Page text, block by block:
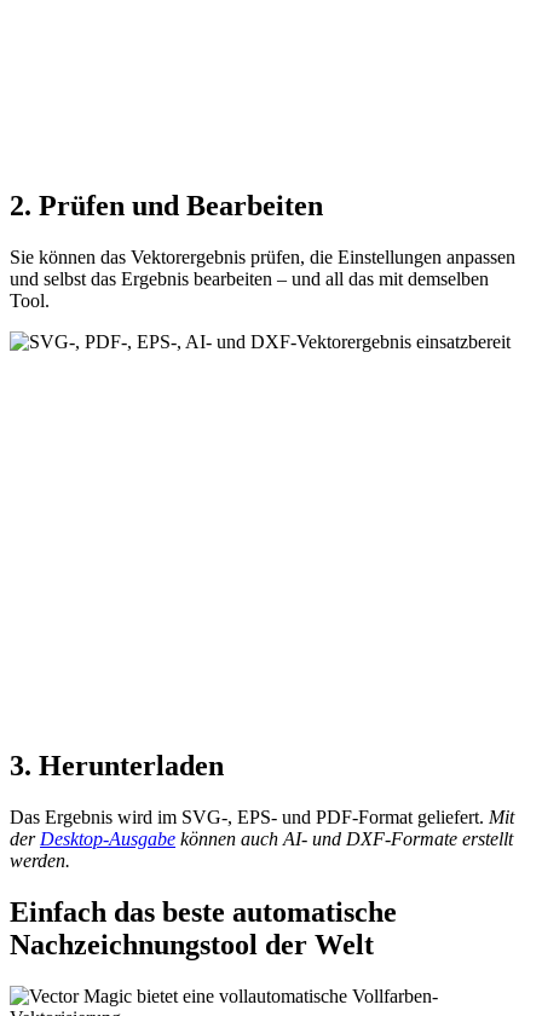
2. Prüfen und Bearbeiten
Sie können das Vektorergebnis prüfen, die Einstellungen anpassen
und selbst das Ergebnis bearbeiten – und all das mit demselben
Tool.
3. Herunterladen
Das Ergebnis wird im SVG-, EPS- und PDF-Format geliefert. Mit
der Desktop-Ausgabe können auch AI- und DXF-Formate erstellt
werden.
Einfach das beste automatische
Nachzeichnungstool der Welt